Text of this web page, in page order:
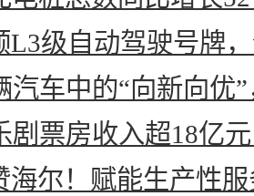
L3级自动驾驶号牌
汽车中的“向新向优
剧票房收入超18亿
海尔！赋能生产性